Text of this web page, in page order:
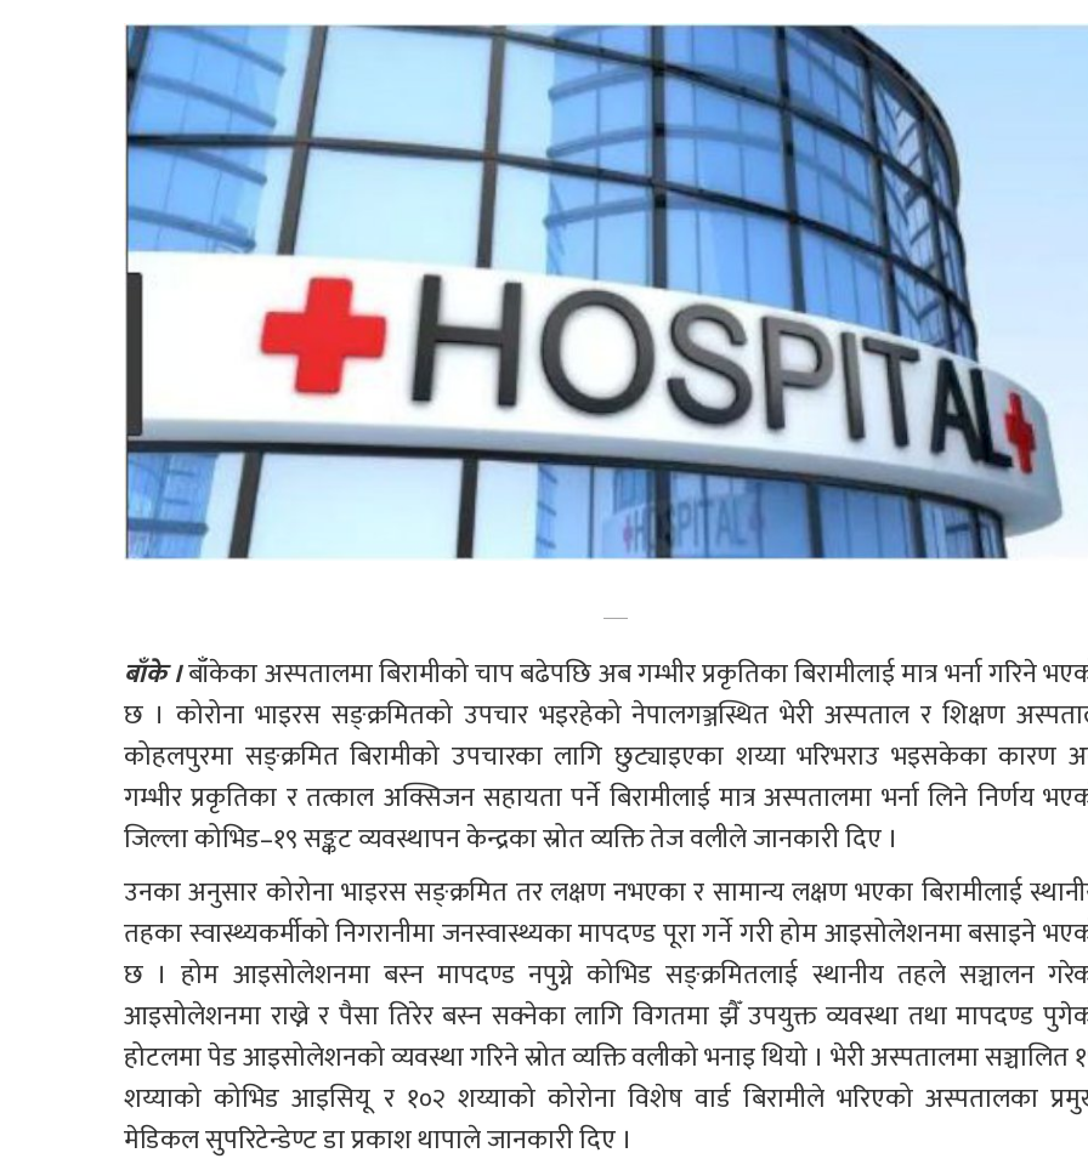
बाँके । बाँकेका अस्पतालमा बिरामीको चाप बढेपछि अब गम्भीर प्रकृतिका बिरामीलाई मात्र भर्ना गरिने
छ । कोरोना भाइरस सङ्क्रमितको उपचार भइरहेको नेपालगञ्जस्थित भेरी अस्पताल र शिक्षण
कोहलपुरमा सङ्क्रमित बिरामीको उपचारका लागि छुट्याइएका शय्या भरिभराउ भइसकेका कारण
गम्भीर प्रकृतिका र तत्काल अक्सिजन सहायता पर्ने बिरामीलाई मात्र अस्पतालमा भर्ना लिने निर्णय
जिल्ला कोभिड–१९ सङ्कट व्यवस्थापन केन्द्रका स्रोत व्यक्ति तेज वलीले जानकारी दिए ।
उनका अनुसार कोरोना भाइरस सङ्क्रमित तर लक्षण नभएका र सामान्य लक्षण भएका बिरामीलाई
तहका स्वास्थ्यकर्मीको निगरानीमा जनस्वास्थ्यका मापदण्ड पूरा गर्ने गरी होम आइसोलेशनमा बसाइने
छ । होम आइसोलेशनमा बस्न मापदण्ड नपुग्ने कोभिड सङ्क्रमितलाई स्थानीय तहले सञ्चालन
आइसोलेशनमा राख्ने र पैसा तिरेर बस्न सक्नेका लागि विगतमा झैँ उपयुक्त व्यवस्था तथा मापदण्ड
होटलमा पेड आइसोलेशनको व्यवस्था गरिने स्रोत व्यक्ति वलीको भनाइ थियो । भेरी अस्पतालमा सञ्चालित
शय्याको कोभिड आइसियू र १०२ शय्याको कोरोना विशेष वार्ड बिरामीले भरिएको अस्पतालका
मेडिकल सुपरिटेन्डेण्ट डा प्रकाश थापाले जानकारी दिए ।